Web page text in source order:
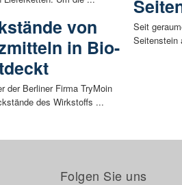
von
in Bio-
der Berliner Firma TryMoin
des Wirkstoffs ...
Seit
Seitenstein
Folgen Sie uns